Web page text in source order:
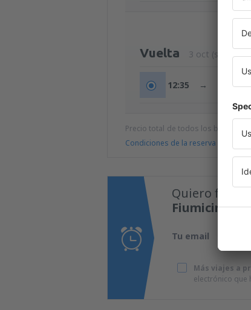
Vuelta 3 oct (sáb)
12:35 → 14:45
Precio total de todos los billetes
Condiciones de la reserva
Quiero fijar
Fiumicino!
Tu email
Más viajes a
electrónico que